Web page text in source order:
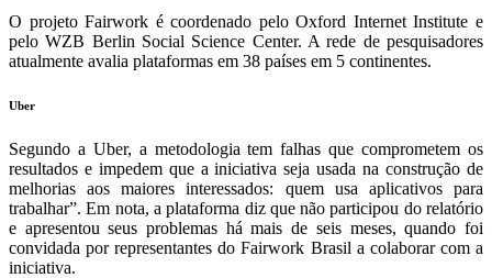
O projeto Fairwork é coordenado pelo Oxford Internet Institute e
pelo WZB Berlin Social Science Center. A rede de pesquisadores
atualmente avalia plataformas em 38 países em 5 continentes.
Uber
Segundo a Uber, a metodologia tem falhas que comprometem os
resultados e impedem que a iniciativa seja usada na construção de
melhorias aos maiores interessados: quem usa aplicativos para
trabalhar”. Em nota, a plataforma diz que não participou do relatório
e apresentou seus problemas há mais de seis meses, quando foi
convidada por representantes do Fairwork Brasil a colaborar com a
iniciativa.